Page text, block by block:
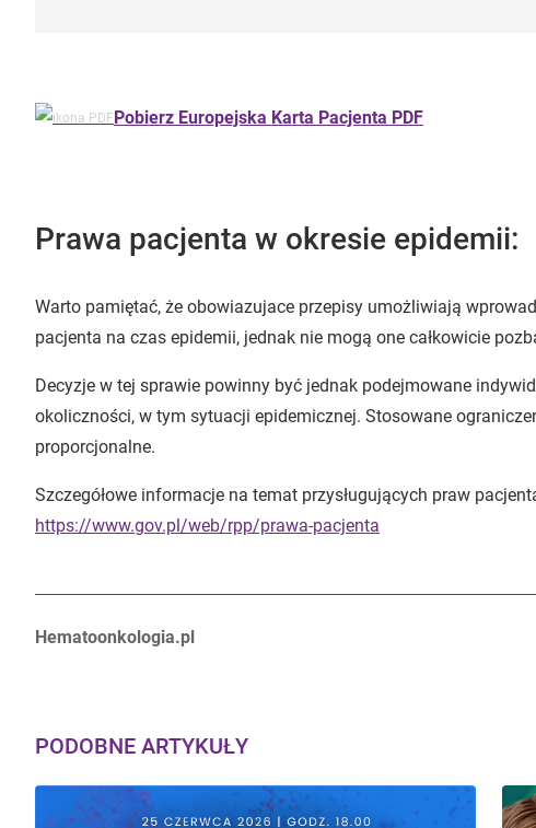
Pobierz Europejska Karta Pacjenta PDF
Prawa pacjenta w okresie epidemii:
Warto pamiętać, że obowiazujace przepisy umożliwiają
pacjenta na czas epidemii, jednak nie mogą one całkowicie
Decyzje w tej sprawie powinny być jednak podejmowane
okoliczności, w tym sytuacji epidemicznej. Stosowane
proporcjonalne.
Szczegółowe informacje na temat przysługujących praw
https://www.gov.pl/web/rpp/prawa-pacjenta
Autorzy:
Hematoonkologia.pl
PODOBNE ARTYKUŁY